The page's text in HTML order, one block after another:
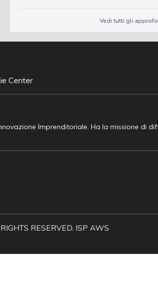
Vedi tutti gli
Center
Imprenditoriale. Ha la missione di
RESERVED. ISP AWS